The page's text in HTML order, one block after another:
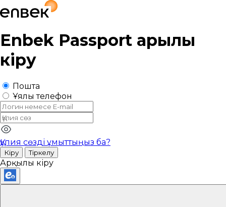
Enbek Passport арқылы
кіру
Пошта
Ұялы телефон
Құпия сөзді ұмыттыңыз ба?
Кіру Тіркелу
Арқылы кіру